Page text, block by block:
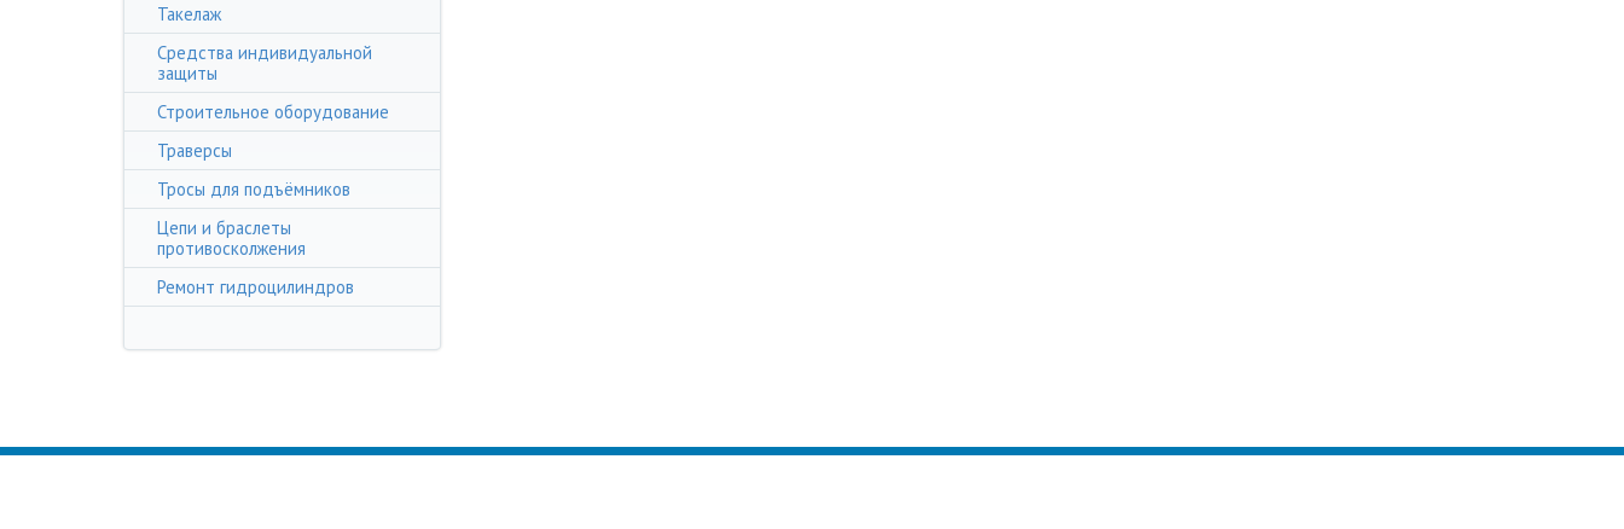
Такелаж
Средства индивидуальной
защиты
Строительное оборудование
Траверсы
Тросы для подъёмников
Цепи и браслеты
противосколжения
Ремонт гидроцилиндров